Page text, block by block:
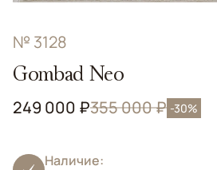
№ 3128
Gombad Neo
249 000 ₽355 000 ₽ -30%
Наличие: